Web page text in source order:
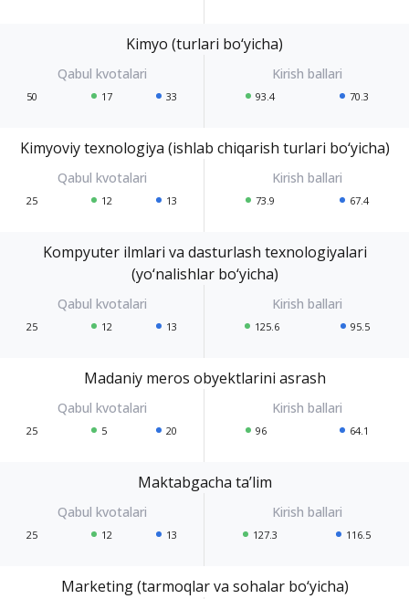
Kimyo (turlari bo‘yicha)
50 17 33 93.4 70.3
Kimyoviy texnologiya (ishlab chiqarish turlari bo‘yicha)
25 12 13 73.9 67.4
Kompyuter ilmlari va dasturlash texnologiyalari
(yo‘nalishlar bo‘yicha)
25 12 13 125.6 95.5
Madaniy meros obyektlarini asrash
25 5 20 96 64.1
Maktabgacha ta’lim
25 12 13 127.3 116.5
Marketing (tarmoqlar va sohalar bo‘yicha)